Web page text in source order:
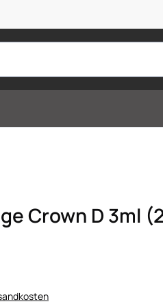
Crown D 3ml